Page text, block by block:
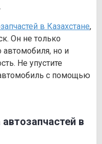
в Казахстане,
Он не только
но и
Не упустите
с помощью
в